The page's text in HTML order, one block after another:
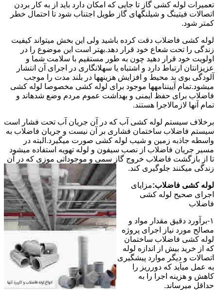
تعمیرات لوله کشی گاز تا جایی که امکان دارد باید از به کار بردن
اتصالات فیتینگ و شیلنگهای گاز طویل اجتناب شود تا احتمال خطر
کمتر شود.
لوله کشی فاضلاب دقت کرده باشید ولی این بخش میتواند کیفیت
زندگی را تحت شعاع خود قرار دهد.بهتر است این موضوع را در
اولویت خود قرار دهید چون به طور مستقیم با سلامت شما و
عزیزانتان ارتباط دارد و اشتباه یا سهلانگاری در اجرای آن انتشار
آلودگی بوی بد محیط و افزایش هزینهها در بلند مدت را موجب
میشود.تمام آییننامهها موجود برای لوله کشی مخصوصا لوله کشی
فاضلاب برای حفظ ایمنی و بهداشت عموم مردم وضع شدهاند و
تمام آنها لازمالاجرا هستند.
برخلاف سیستم لوله کشی آب که در آن جریان آب تحت فشار است
سیستم فاضلاب ساختمان فشاری بر آن نیست و جریان فاضلاب به
واسطه جاذبه زمین و شیب لوله کشی صورت میگیرد.البته در
مسیر جریان فاضلاب از نصب سیفون و لوله تهویه استفاده میشود
تا از بازگشت فاضلاب خروج گاز سمی و موجوداتی موزی که در آن
زندگی میکنند جلوگیری کند.
لوله کشی فاضلاب:مزایای
اجرای صحیح لوله کشی
فاضلاب
۱-برآورد دقیق مقدار مواد و
مصالح مورد نیاز اجرای پروژه
لوله کشی فاضلاب ساختمان
که از خرید بیش از اندازه لوله
اتصالات و دیگر موارد پیشگیری
به عمل میآید که دورریز را
کاهش و هزینه اجرا را به
حداقل میرساند.